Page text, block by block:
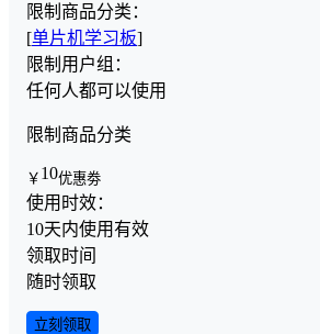
限制商品分类：
[单片机学习板]
限制用户组：
任何人都可以使用
限制商品分类
￥ 10优惠劵
使用时效：
10天内使用有效
领取时间
随时领取
立刻领取